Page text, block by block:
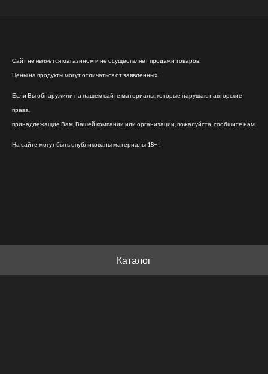
Сайт не является магазином и не осуществляет продажи товаров.
Цены на продукты могут отличаться от заявленных.
Если Вы обнаружили на нашем сайте материалы, которые нарушают авторские
права,
принадлежащие Вам, Вашей компании или организации, пожалуйста, сообщите нам.
На сайте могут быть опубликованы материалы 18+!
Каталог